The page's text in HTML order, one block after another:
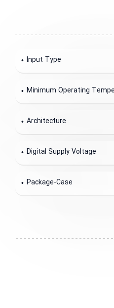
Input Type
Minimum Operating
Architecture
Digital Supply Voltage
Package-Case